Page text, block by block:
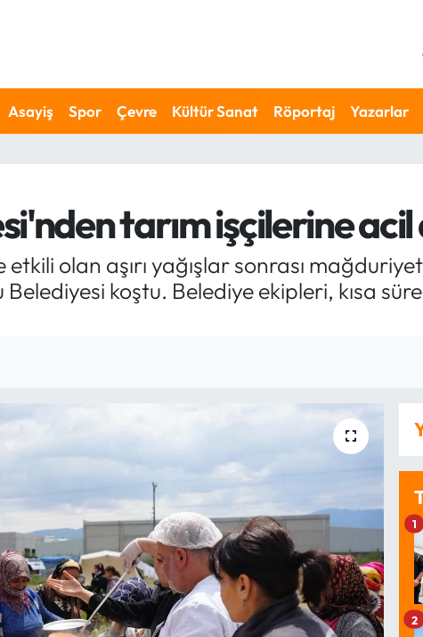
Asayiş Spor Çevre Kültür Sanat Röportaj Yazarlar
tarım işçilerine
etkili olan aşırı yağışlar sonrası
Belediyesi koştu. Belediye ekipleri, kısa
1
2